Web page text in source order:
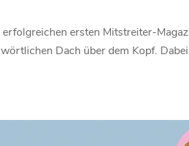
ersten Mitstreiter-
Dach über dem Kopf. Dabei